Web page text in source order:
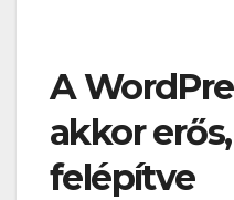
A
akkor
felépítve